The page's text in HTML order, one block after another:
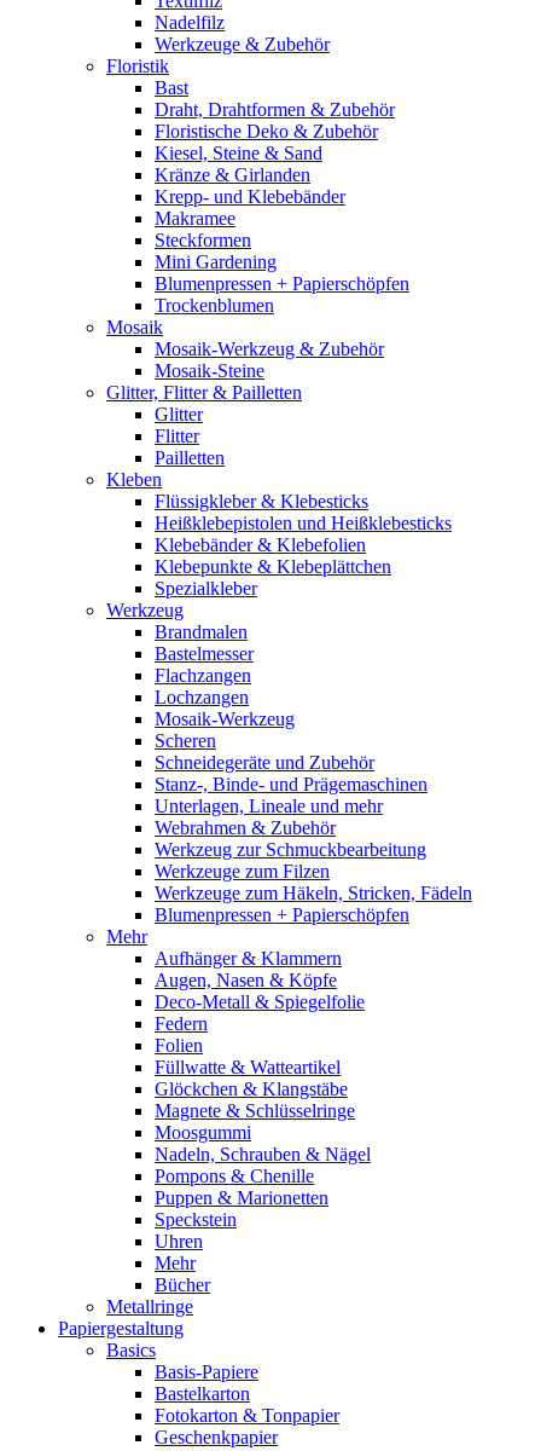
Nadelfilz
Werkzeuge & Zubehör
Floristik
Bast
Draht, Drahtformen & Zubehör
Floristische Deko & Zubehör
Kiesel, Steine & Sand
Kränze & Girlanden
Krepp- und Klebebänder
Makramee
Steckformen
Mini Gardening
Blumenpressen + Papierschöpfen
Trockenblumen
Mosaik
Mosaik-Werkzeug & Zubehör
Mosaik-Steine
Glitter, Flitter & Pailletten
Glitter
Flitter
Pailletten
Kleben
Flüssigkleber & Klebesticks
Heißklebepistolen und Heißklebesticks
Klebebänder & Klebefolien
Klebepunkte & Klebeplättchen
Spezialkleber
Werkzeug
Brandmalen
Bastelmesser
Flachzangen
Lochzangen
Mosaik-Werkzeug
Scheren
Schneidegeräte und Zubehör
Stanz-, Binde- und Prägemaschinen
Unterlagen, Lineale und mehr
Webrahmen & Zubehör
Werkzeug zur Schmuckbearbeitung
Werkzeuge zum Filzen
Werkzeuge zum Häkeln, Stricken, Fädeln
Blumenpressen + Papierschöpfen
Mehr
Aufhänger & Klammern
Augen, Nasen & Köpfe
Deco-Metall & Spiegelfolie
Federn
Folien
Füllwatte & Watteartikel
Glöckchen & Klangstäbe
Magnete & Schlüsselringe
Moosgummi
Nadeln, Schrauben & Nägel
Pompons & Chenille
Puppen & Marionetten
Speckstein
Uhren
Mehr
Bücher
Metallringe
Papiergestaltung
Basics
Basis-Papiere
Bastelkarton
Fotokarton & Tonpapier
Geschenkpapier